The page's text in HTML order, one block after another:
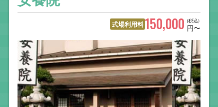
式場利用料 (税込)
150,000 円〜